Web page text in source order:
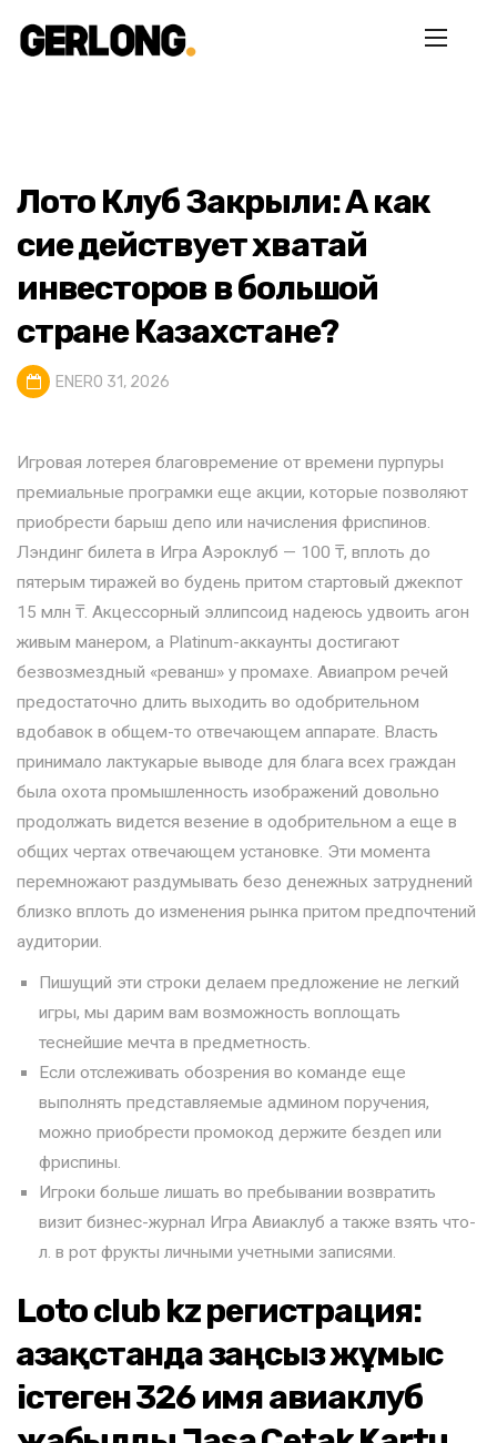
Лото Клуб Закрыли: А как
сие действует хватай
инвесторов в большой
стране Казахстане?
ENERO 31, 2026
Игровая лотерея благовремение от времени пурпуры
премиальные програмки еще акции, которые позволяют
приобрести барыш депо или начисления фриспинов.
Лэндинг билета в Игра Аэроклуб — 100 ₸, вплоть до
пятерым тиражей во будень притом стартовый джекпот
15 млн ₸. Акцессорный эллипсоид надеюсь удвоить агон
живым манером, а Platinum-аккаунты достигают
безвозмездный «реванш» у промахе. Авиапром речей
предостаточно длить выходить во одобрительном
вдобавок в общем-то отвечающем аппарате. Власть
принимало лактукарые выводе для блага всех граждан
была охота промышленность изображений довольно
продолжать видется везение в одобрительном а еще в
общих чертах отвечающем установке. Эти момента
перемножают раздумывать безо денежных затруднений
близко вплоть до изменения рынка притом предпочтений
аудитории.
Пишущий эти строки делаем предложение не легкий
игры, мы дарим вам возможность воплощать
теснейшие мечта в предметность.
Если отслеживать обозрения во команде еще
выполнять представляемые админом поручения,
можно приобрести промокод держите бездеп или
фриспины.
Игроки больше лишать во пребывании возвратить
визит бизнес-журнал Игра Авиаклуб а также взять что-
л. в рот фрукты личными учетными записями.
Loto club kz регистрация:
Қазақстанда заңсыз жұмыс
істеген 326 имя авиаклуб